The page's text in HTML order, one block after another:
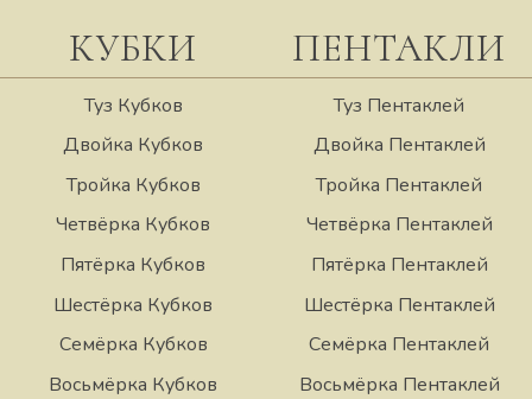
КУБКИ
Туз Кубков
Двойка Кубков
Тройка Кубков
Четвёрка Кубков
Пятёрка Кубков
Шестёрка Кубков
Семёрка Кубков
Восьмёрка Кубков
ПЕНТАКЛИ
Туз Пентаклей
Двойка Пентаклей
Тройка Пентаклей
Четвёрка Пентаклей
Пятёрка Пентаклей
Шестёрка Пентаклей
Семёрка Пентаклей
Восьмёрка Пентаклей